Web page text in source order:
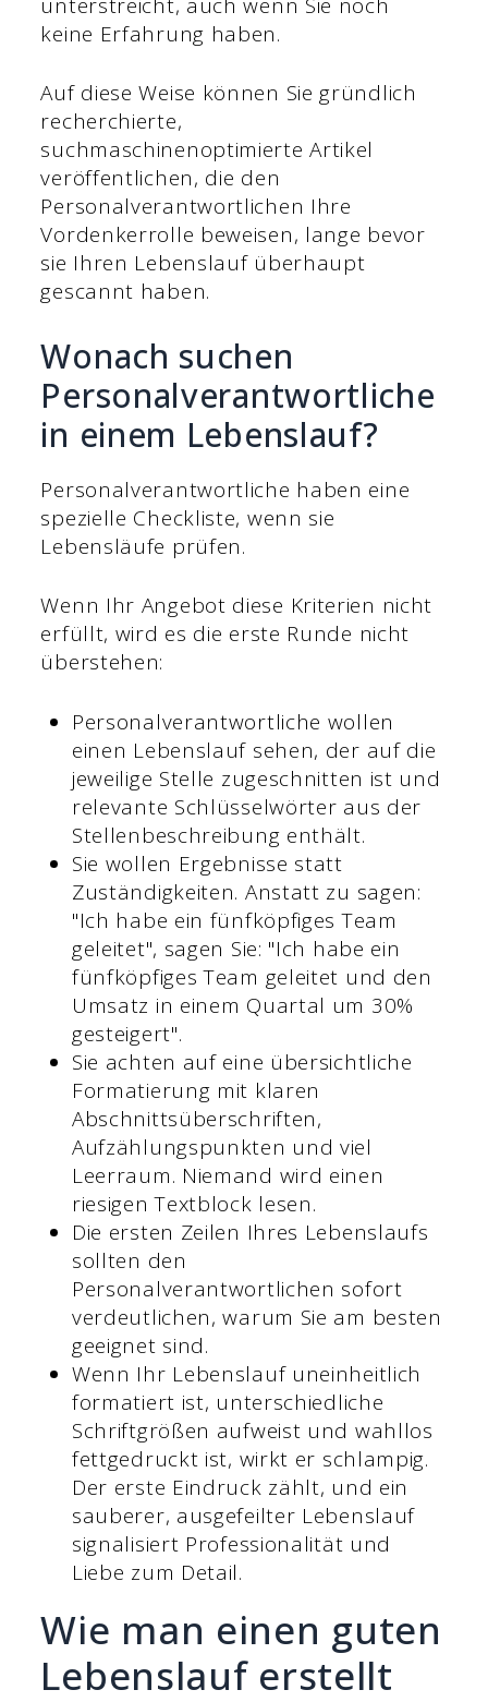
keine Erfahrung haben.
Auf diese Weise können Sie gründlich
recherchierte,
suchmaschinenoptimierte Artikel
veröffentlichen, die den
Personalverantwortlichen Ihre
Vordenkerrolle beweisen, lange bevor
sie Ihren Lebenslauf überhaupt
gescannt haben.
Wonach suchen
Personalverantwortliche
in einem Lebenslauf?
Personalverantwortliche haben eine
spezielle Checkliste, wenn sie
Lebensläufe prüfen.
Wenn Ihr Angebot diese Kriterien nicht
erfüllt, wird es die erste Runde nicht
überstehen:
Personalverantwortliche wollen
einen Lebenslauf sehen, der auf die
jeweilige Stelle zugeschnitten ist und
relevante Schlüsselwörter aus der
Stellenbeschreibung enthält.
Sie wollen Ergebnisse statt
Zuständigkeiten. Anstatt zu sagen:
"Ich habe ein fünfköpfiges Team
geleitet", sagen Sie: "Ich habe ein
fünfköpfiges Team geleitet und den
Umsatz in einem Quartal um 30%
gesteigert".
Sie achten auf eine übersichtliche
Formatierung mit klaren
Abschnittsüberschriften,
Aufzählungspunkten und viel
Leerraum. Niemand wird einen
riesigen Textblock lesen.
Die ersten Zeilen Ihres Lebenslaufs
sollten den
Personalverantwortlichen sofort
verdeutlichen, warum Sie am besten
geeignet sind.
Wenn Ihr Lebenslauf uneinheitlich
formatiert ist, unterschiedliche
Schriftgrößen aufweist und wahllos
fettgedruckt ist, wirkt er schlampig.
Der erste Eindruck zählt, und ein
sauberer, ausgefeilter Lebenslauf
signalisiert Professionalität und
Liebe zum Detail.
Wie man einen guten
Lebenslauf erstellt